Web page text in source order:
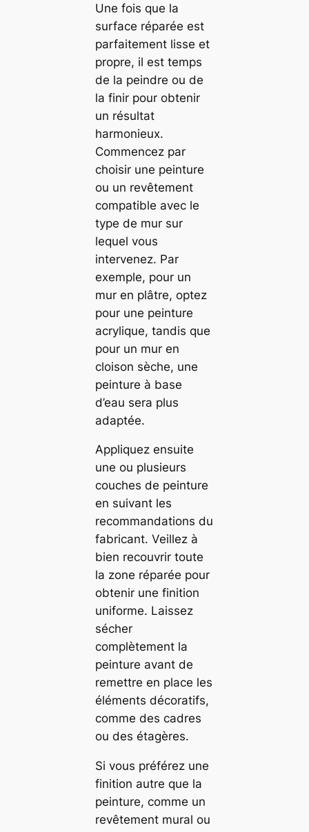
Une fois que la
surface réparée est
parfaitement lisse et
propre, il est temps
de la peindre ou de
la finir pour obtenir
un résultat
harmonieux.
Commencez par
choisir une peinture
ou un revêtement
compatible avec le
type de mur sur
lequel vous
intervenez. Par
exemple, pour un
mur en plâtre, optez
pour une peinture
acrylique, tandis que
pour un mur en
cloison sèche, une
peinture à base
d’eau sera plus
adaptée.
Appliquez ensuite
une ou plusieurs
couches de peinture
en suivant les
recommandations du
fabricant. Veillez à
bien recouvrir toute
la zone réparée pour
obtenir une finition
uniforme. Laissez
sécher
complètement la
peinture avant de
remettre en place les
éléments décoratifs,
comme des cadres
ou des étagères.
Si vous préférez une
finition autre que la
peinture, comme un
revêtement mural ou